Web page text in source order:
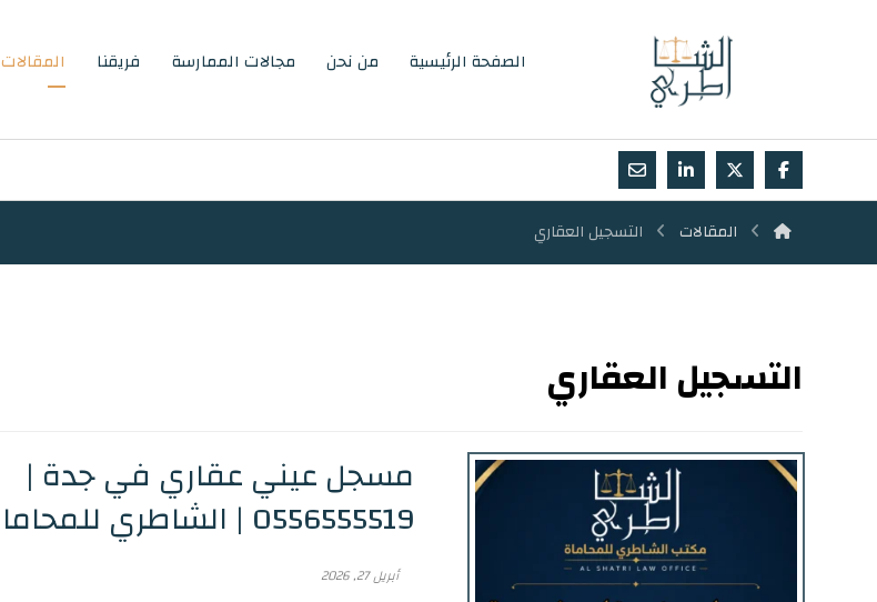
الصفحة الرئيسية من نحن مجالات الممارسة فريقنا المقالات
المقالات التسجيل العقاري
التسجيل العقاري
مسجل عيني عقاري في جدة |
0556555519 | الشاطري للمحاماة
أبريل 27, 2026